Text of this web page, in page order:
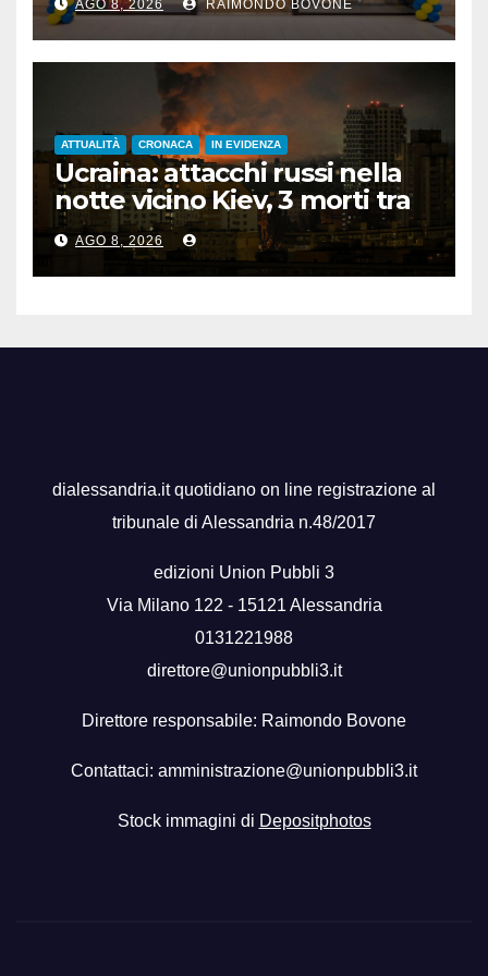
AGO 8, 2026 RAIMONDO BOVONE
ATTUALITÀ CRONACA IN EVIDENZA
Ucraina: attacchi russi nella
notte vicino Kiev, 3 morti tra
cui 1 bambino
AGO 8, 2026
dialessandria.it quotidiano on line registrazione al
tribunale di Alessandria n.48/2017
edizioni Union Pubbli 3
Via Milano 122 - 15121 Alessandria
0131221988
direttore@unionpubbli3.it
Direttore responsabile: Raimondo Bovone
Contattaci: amministrazione@unionpubbli3.it
Stock immagini di Depositphotos